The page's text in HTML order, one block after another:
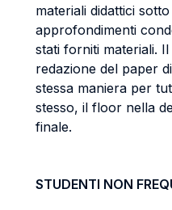
materiali didattici
approfondimenti
stati forniti materiali.
redazione del paper
stessa maniera per
stesso, il floor nella
finale.
STUDENTI NON